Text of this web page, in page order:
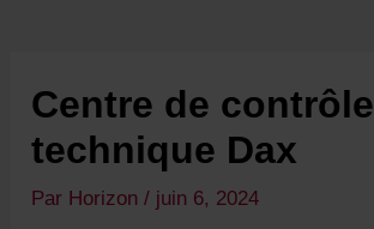
Centre de contrôle
technique Dax
Par Horizon/ juin 6, 2024